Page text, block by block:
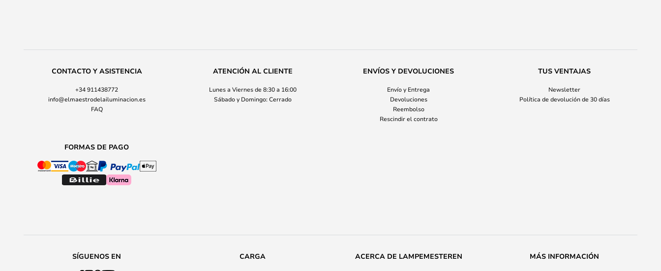
CONTACTO Y ASISTENCIA
+34 911438772
info@elmaestrodelailuminacion.es
FAQ
ATENCIÓN AL CLIENTE
Lunes a Viernes de 8:30 a 16:00
Sábado y Domingo: Cerrado
ENVÍOS Y DEVOLUCIONES
Envío y Entrega
Devoluciones
Reembolso
Rescindir el contrato
TUS VENTAJAS
Newsletter
Política de devolución de 30 días
FORMAS DE PAGO
SÍGUENOS EN CARGA ACERCA DE LAMPEMESTEREN MÁS INFORMACIÓN